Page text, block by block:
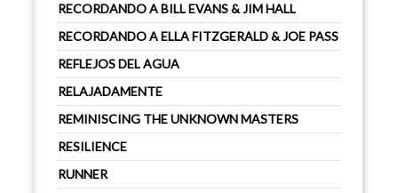
RECORDANDO A BILL EVANS & JIM HALL
RECORDANDO A ELLA FITZGERALD & JOE PASS
REFLEJOS DEL AGUA
RELAJADAMENTE
REMINISCING THE UNKNOWN MASTERS
RESILIENCE
RUNNER